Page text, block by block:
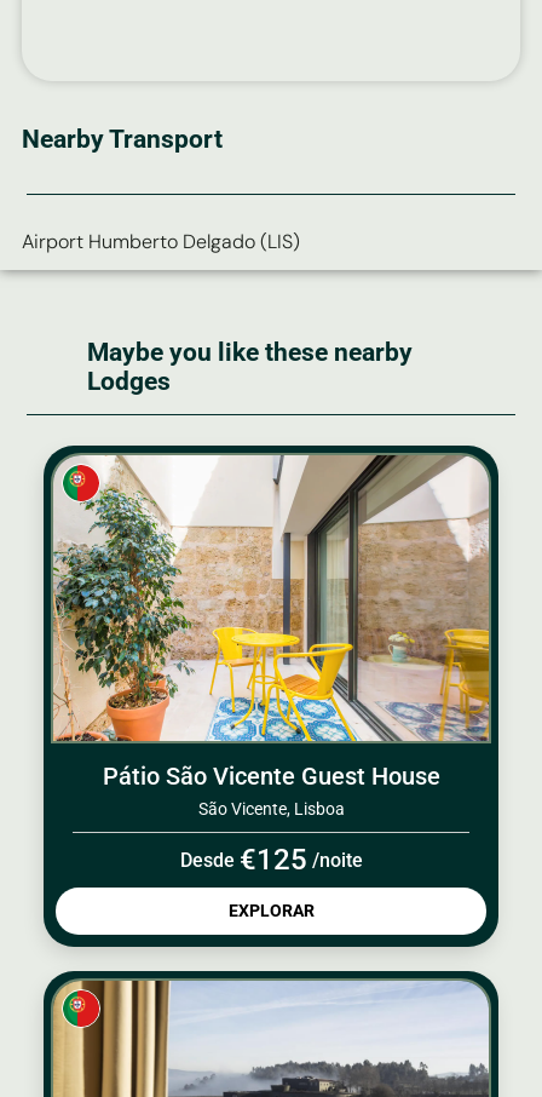
Nearby Transport
Airport Humberto Delgado (LIS)
Maybe you like these nearby
Lodges
Pátio São Vicente Guest House
São Vicente, Lisboa
Desde €125 /noite
EXPLORAR